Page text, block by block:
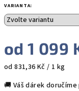
VARIANTA:
od1 099
Měrná
od 831,36 Kč / 1 kg
🚚 Váš dárek